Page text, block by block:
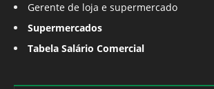
Gerente de loja e supermercado
Supermercados
Tabela Salário Comercial